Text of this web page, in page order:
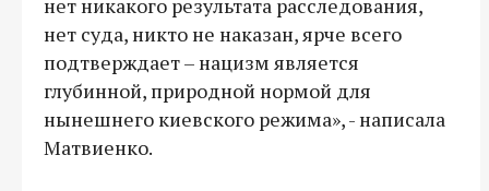
нет суда, никто не наказан, ярче всего
подтверждает – нацизм является
глубинной, природной нормой для
нынешнего киевского режима», - написала
Матвиенко.